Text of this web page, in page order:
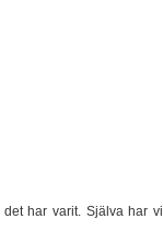
har varit. Själva har vi